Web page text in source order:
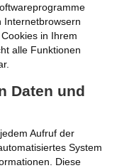
Internetbrowsern
in Ihrem
alle Funktionen
Daten und
Aufruf der
System
Diese